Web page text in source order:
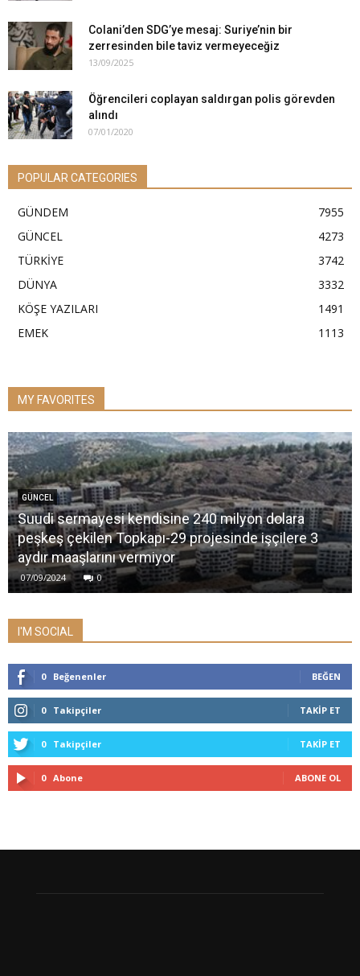
Colani’den SDG’ye mesaj: Suriye’nin bir
zerresinden bile taviz vermeyeceğiz
13/09/2025
Öğrencileri coplayan saldırgan polis görevden
alındı
07/01/2020
POPULAR CATEGORIES
GÜNDEM
7955
GÜNCEL
4273
TÜRKİYE
3742
DÜNYA
3332
KÖŞE YAZILARI
1491
EMEK
1113
MY FAVORITES
GÜNCEL
Suudi sermayesi kendisine 240 milyon dolara
peşkeş çekilen Topkapı-29 projesinde işçilere 3
aydır maaşlarını vermiyor
07/09/2024 0
I'M SOCIAL
0 Beğenenler BEĞEN
0 Takipçiler TAKIP ET
0 Takipçiler TAKIP ET
0 Abone ABONE OL